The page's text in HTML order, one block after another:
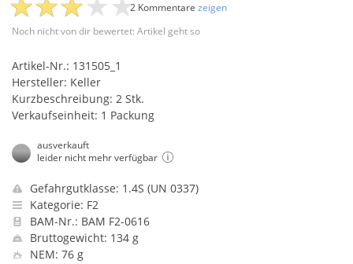
Noch nicht von dir bewertet: Artikel geht so
2 Kommentare zeigen
Artikel-Nr.: 131505_1
Hersteller: Keller
Kurzbeschreibung: 2 Stk.
Verkaufseinheit: 1 Packung
ausverkauft
leider nicht mehr verfügbar
Gefahrgutklasse: 1.4S (UN 0337)
Kategorie: F2
BAM-Nr.: BAM F2-0616
Bruttogewicht: 134 g
NEM: 76 g